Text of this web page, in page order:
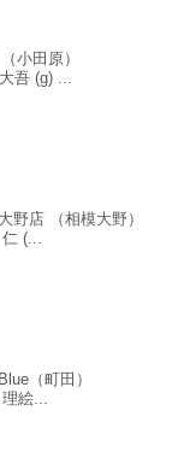
小田原）
吾 (g) ...
野店 （相模大野）
(...
（町田）
絵...